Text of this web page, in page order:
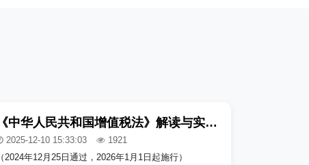
《中华人民共和国增值税法》解读与实务指引
2025-12-10 15:33:03
1921
（2024年12月25日通过，2026年1月1日起施行）